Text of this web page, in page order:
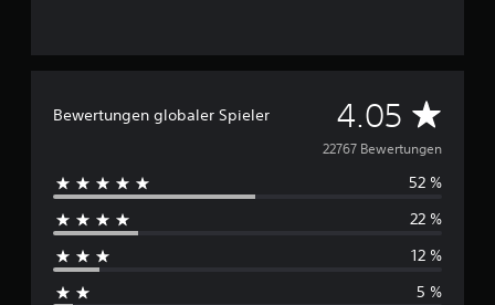
Bewertungen globaler Spieler 4.05 D
u
r
c
h
22767 Bewertungen
52 %
22 %
12 %
5 %